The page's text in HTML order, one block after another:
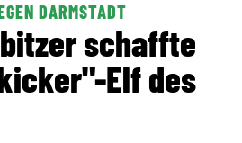
DARMSTADT
schaffte
Elf des